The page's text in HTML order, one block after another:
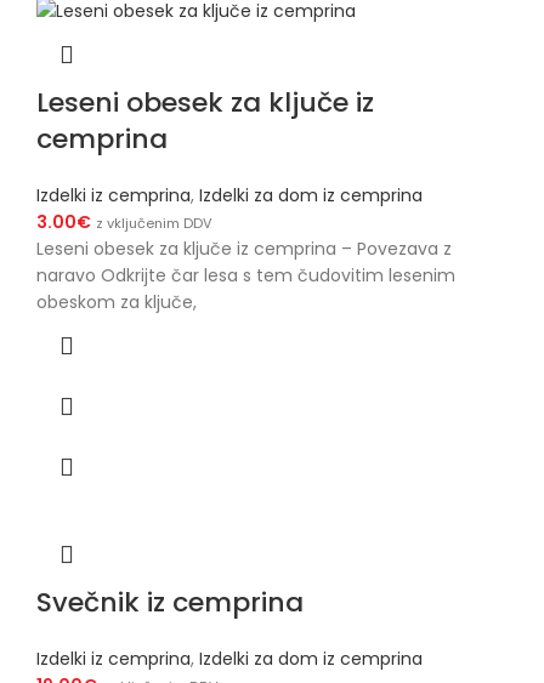
Leseni obesek za ključe iz
cemprina
Izdelki iz cemprina, Izdelki za dom iz cemprina
3.00€ z vključenim DDV
Leseni obesek za ključe iz cemprina – Povezava z
naravo Odkrijte čar lesa s tem čudovitim lesenim
obeskom za ključe,
Svečnik iz cemprina
Izdelki iz cemprina, Izdelki za dom iz cemprina